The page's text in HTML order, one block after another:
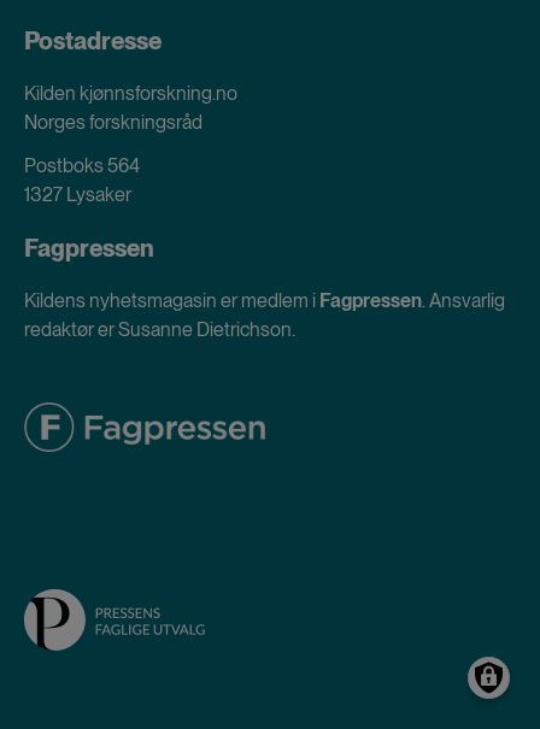
Postadresse
Kilden kjønnsforskning.no
Norges forskningsråd
Postboks 564
1327 Lysaker
Fagpressen
Kildens nyhetsmagasin er medlem i Fagpressen. Ansvarlig
redaktør er Susanne Dietrichson.